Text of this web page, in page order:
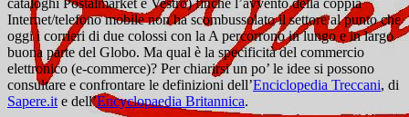
cataloghi Postalmarket e Vestro) finché l’avvento della coppia
Internet/telefono mobile non ha scombussolato il settore al punto che
oggi i corrieri di due colossi con la A percorrono in lungo e in largo
buona parte del Globo. Ma qual è la specificità del commercio
elettronico (e-commerce)? Per chiarirsi un po’ le idee si possono
consultare e confrontare le definizioni dell’Enciclopedia Treccani, di
Sapere.ite dell’Encyclopaedia Britannica.